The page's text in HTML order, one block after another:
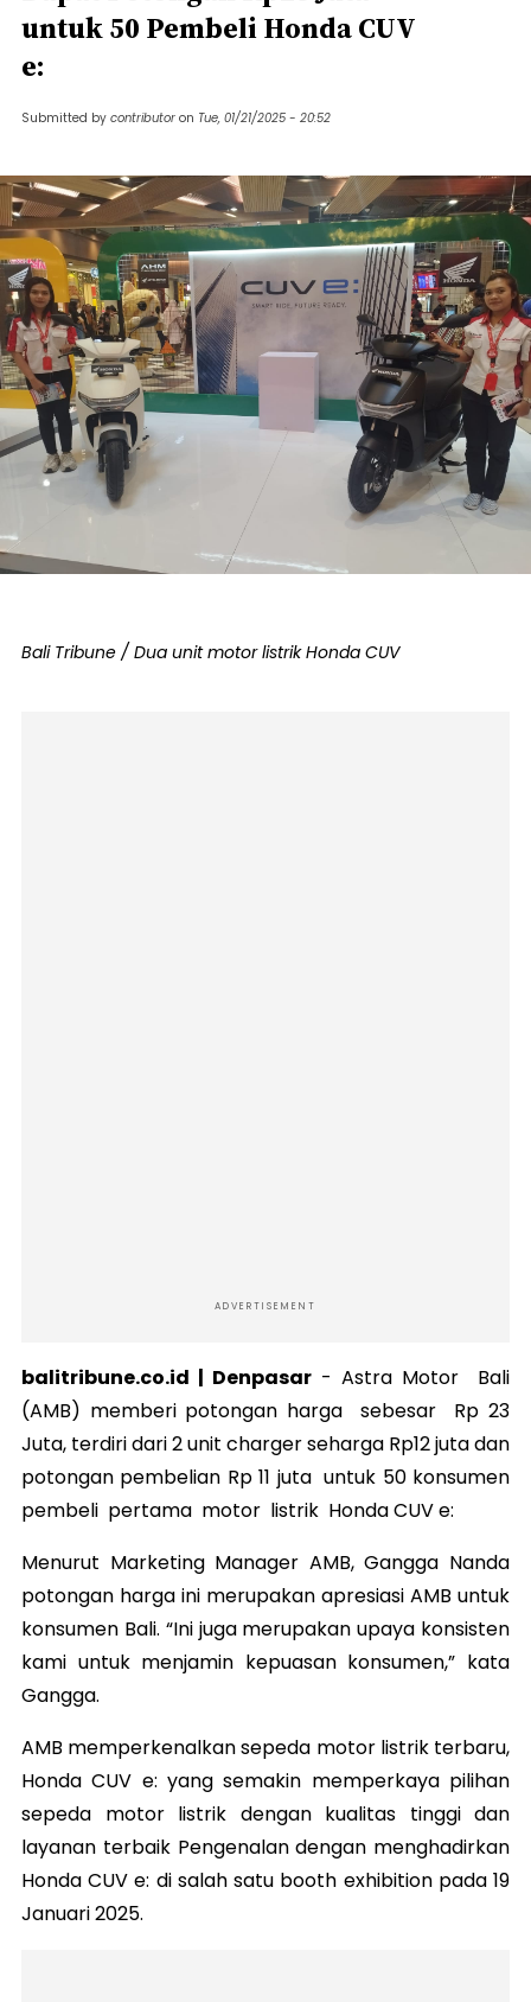
untuk 50 Pembeli Honda CUV
e:
Submitted by contributor on Tue, 01/21/2025 - 20:52
Bali Tribune / Dua unit motor listrik Honda CUV
ADVERTISEMENT
balitribune.co.id | Denpasar - Astra Motor Bali
(AMB) memberi potongan harga sebesar Rp 23
Juta, terdiri dari 2 unit charger seharga Rp12 juta dan
potongan pembelian Rp 11 juta untuk 50 konsumen
pembeli pertama motor listrik Honda CUV e:
Menurut Marketing Manager AMB, Gangga Nanda
potongan harga ini merupakan apresiasi AMB untuk
konsumen Bali. “Ini juga merupakan upaya konsisten
kami untuk menjamin kepuasan konsumen,” kata
Gangga.
AMB memperkenalkan sepeda motor listrik terbaru,
Honda CUV e: yang semakin memperkaya pilihan
sepeda motor listrik dengan kualitas tinggi dan
layanan terbaik Pengenalan dengan menghadirkan
Honda CUV e: di salah satu booth exhibition pada 19
Januari 2025.